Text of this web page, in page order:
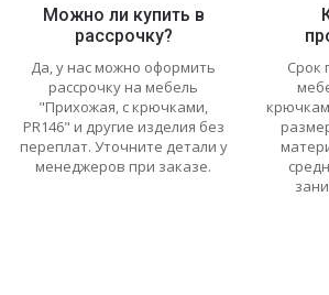
Можно ли купить в
рассрочку?
Да, у нас можно оформить
рассрочку на мебель
"Прихожая, с крючками,
PR146" и другие изделия без
переплат. Уточните детали у
менеджеров при заказе.
Срок